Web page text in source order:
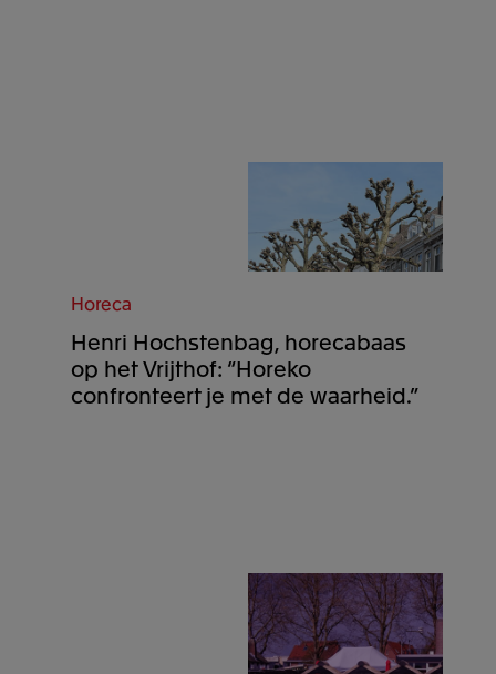
Horeca
Henri Hochstenbag, horecabaas
op het Vrijthof: “Horeko
confronteert je met de waarheid.”